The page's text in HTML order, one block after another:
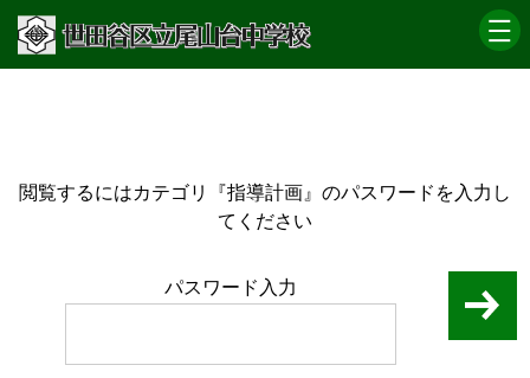
閲覧するにはカテゴリ『指導計画』のパスワードを入力し
てください
パスワード入力